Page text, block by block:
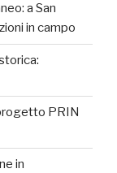
a San
in campo
PRIN
in